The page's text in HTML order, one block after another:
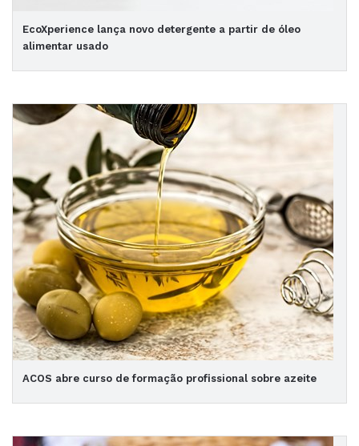
EcoXperience lança novo detergente a partir de óleo
alimentar usado
ACOS abre curso de formação profissional sobre azeite